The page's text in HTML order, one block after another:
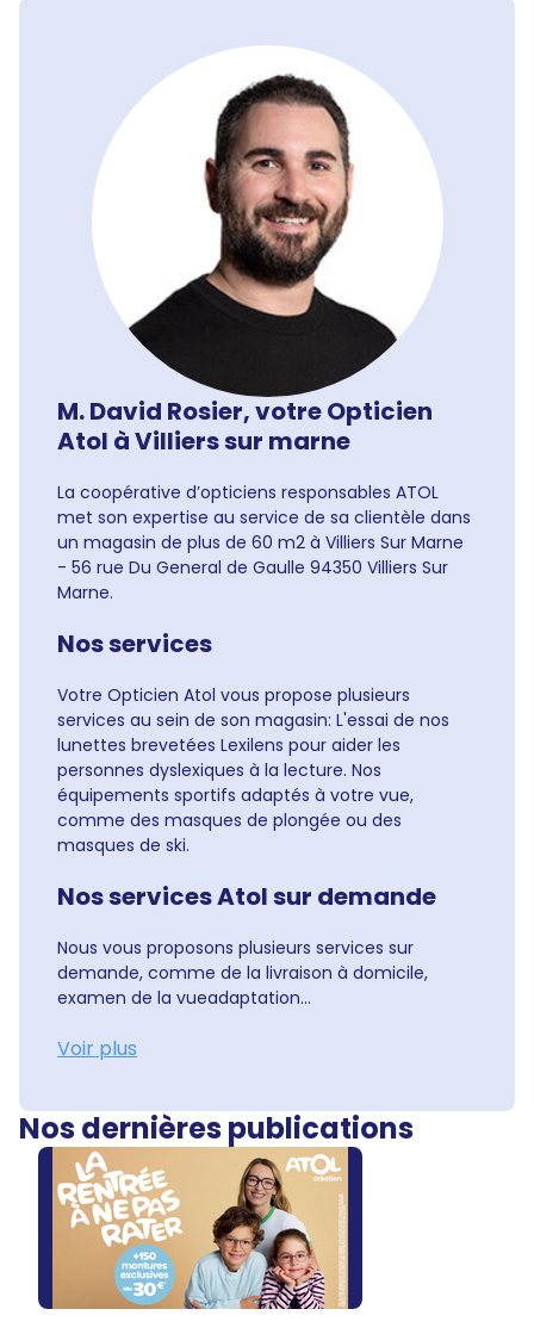
M. David Rosier, votre Opticien
Atol à Villiers sur marne
La coopérative d’opticiens responsables ATOL
met son expertise au service de sa clientèle dans
un magasin de plus de 60 m2 à Villiers Sur Marne
- 56 rue Du General de Gaulle 94350 Villiers Sur
Marne.
Nos services
Votre Opticien Atol vous propose plusieurs
services au sein de son magasin: L'essai de nos
lunettes brevetées Lexilens pour aider les
personnes dyslexiques à la lecture. Nos
équipements sportifs adaptés à votre vue,
comme des masques de plongée ou des
masques de ski.
Nos services Atol sur demande
Nous vous proposons plusieurs services sur
demande, comme de la livraison à domicile,
examen de la vueadaptation...
Voir plus
Nos dernières publications